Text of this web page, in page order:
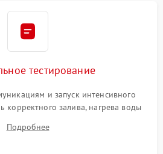
тестирование
и запуск интенсивного
корректного залива, нагрева воды
отсутствия посторонних шумов,
сухости в поддоне.
Подробнее